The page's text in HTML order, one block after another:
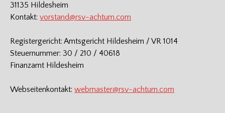
31135 Hildesheim
Kontakt: vorstand@rsv-achtum.com
Registergericht: Amtsgericht Hildesheim / VR 1014
Steuernummer: 30 / 210 / 40618
Finanzamt Hildesheim
Webseitenkontakt: webmaster@rsv-achtum.com